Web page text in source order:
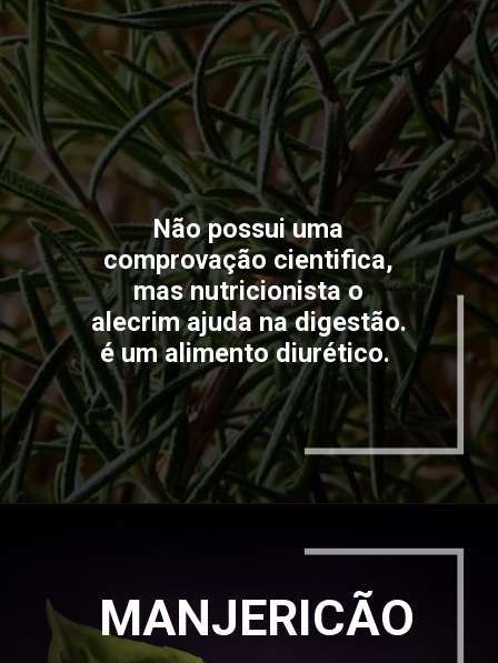
Não possui uma
comprovação cientifica,
mas nutricionista o
alecrim ajuda na digestão.
é um alimento diurético.
MANJERICÃO